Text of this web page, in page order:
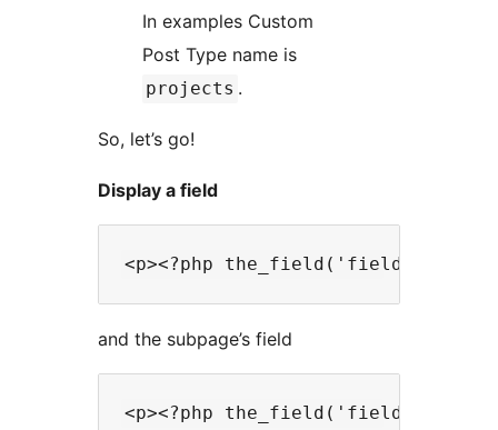
In examples Custom
Post Type name is
projects .
So, let’s go!
Display a field
and the subpage’s field